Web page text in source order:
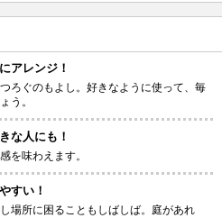
アレンジ！
ろぐのもよし。好きなように使って、毎
う。
な人にも！
を味わえます。
すい！
場所に困ることもしばしば。庭があれ